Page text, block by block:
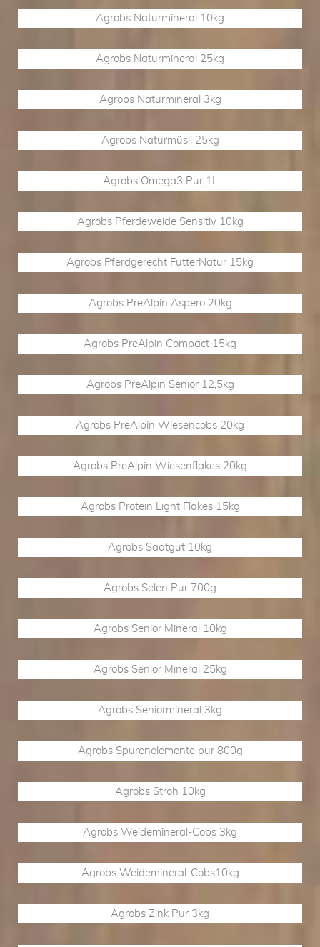
Agrobs Naturmineral 10kg
Agrobs Naturmineral 25kg
Agrobs Naturmineral 3kg
Agrobs Naturmüsli 25kg
Agrobs Omega3 Pur 1L
Agrobs Pferdeweide Sensitiv 10kg
Agrobs Pferdgerecht FutterNatur 15kg
Agrobs PreAlpin Aspero 20kg
Agrobs PreAlpin Compact 15kg
Agrobs PreAlpin Senior 12,5kg
Agrobs PreAlpin Wiesencobs 20kg
Agrobs PreAlpin Wiesenflakes 20kg
Agrobs Protein Light Flakes 15kg
Agrobs Saatgut 10kg
Agrobs Selen Pur 700g
Agrobs Senior Mineral 10kg
Agrobs Senior Mineral 25kg
Agrobs Seniormineral 3kg
Agrobs Spurenelemente pur 800g
Agrobs Stroh 10kg
Agrobs Weidemineral-Cobs 3kg
Agrobs Weidemineral-Cobs10kg
Agrobs Zink Pur 3kg